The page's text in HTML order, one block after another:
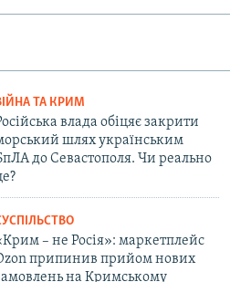
ТА КРИМ
влада обіцяє закрити
шлях українським
до Севастополя. Чи реально
– не Росія»: маркетплейс
припинив прийом нових
на Кримському